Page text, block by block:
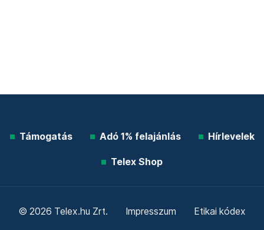
Támogatás Adó 1% felajánlás Hírlevelek
Telex Shop
© 2026 Telex.hu Zrt. Impresszum Etikai kódex